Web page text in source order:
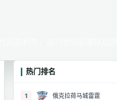
热门排名
1 俄克拉荷马城雷霆